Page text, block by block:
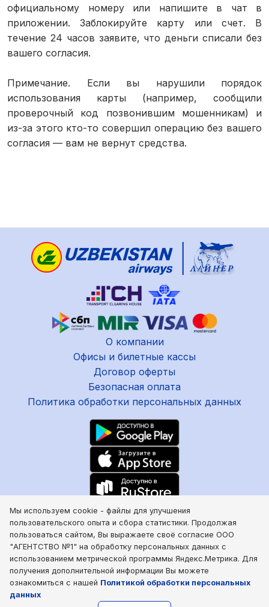
Мы используем cookie - файлы для улучшения
пользовательского опыта и сбора статистики. Продолжая
пользоваться сайтом, Вы выражаете своё согласие ООО
"АГЕНТСТВО №1" на обработку персональных данных с
использованием метрической программы Яндекс.Метрика. Для
получения дополнительной информации Вы можете
ознакомиться с нашей Политикой обработки персональных
данных
официальному номеру или напишите в чат в
приложении. Заблокируйте карту или счет. В
течение 24 часов заявите, что деньги списали без
вашего согласия.
Примечание. Если вы нарушили порядок
использования карты (например, сообщили
проверочный код позвонившим мошенникам) и
из-за этого кто-то совершил операцию без вашего
согласия — вам не вернут средства.
О компании
Офисы и билетные кассы
Договор оферты
Безопасная оплата
Политика обработки персональных данных
8 800 100 19 35
+7 863 272 66 00
Написать E-mail
Чат в Telegram
Чат в WhatsUp